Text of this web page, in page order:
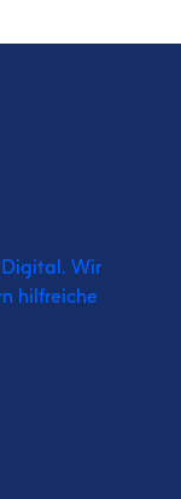
Wir
hilfreiche